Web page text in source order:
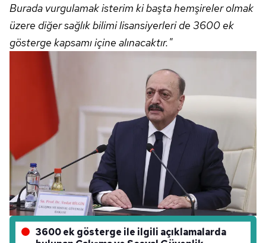
Burada vurgulamak isterim ki başta hemşireler olmak
üzere diğer sağlık bilimi lisansiyerleri de 3600 ek
gösterge kapsamı içine alınacaktır."
3600 ek gösterge ile ilgili açıklamalarda